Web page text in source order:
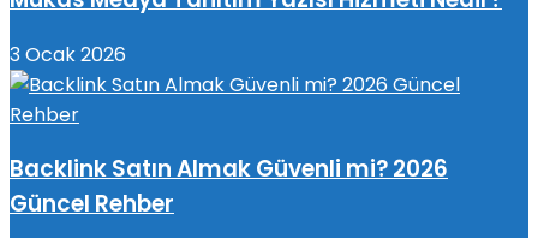
3 Ocak 2026
Backlink Satın Almak Güvenli mi? 2026
Güncel Rehber